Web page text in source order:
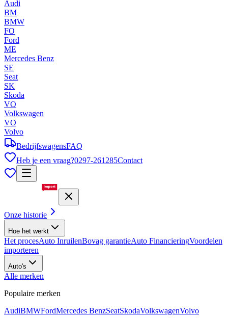
Audi
BM
BMW
FO
Ford
ME
Mercedes Benz
SE
Seat
SK
Skoda
VO
Volkswagen
VO
Volvo
BedrijfswagensFAQ
Heb je een vraag?0297-261285Contact
Onze historie
Hoe het werkt
Het procesAuto InruilenBovag garantieAuto FinancieringVoordelen
importeren
Auto's
Alle merken
Populaire merken
AudiBMWFordMercedes BenzSeatSkodaVolkswagenVolvo